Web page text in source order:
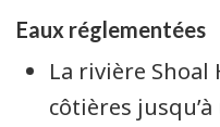
Eaux réglementées
La rivière Shoal
côtières